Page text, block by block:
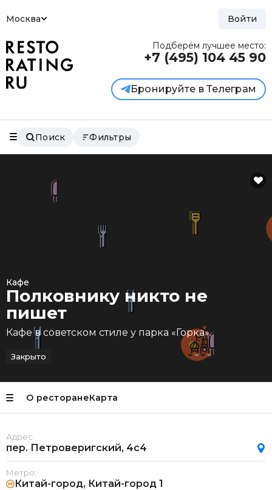
Москва Войти
Подберём лучшее место:
+7 (495) 104 45 90
Бронируйте в Телеграм
Поиск Фильтры
Кафе
Полковнику никто не
пишет
Кафе в советском стиле у парка «Горка».
Закрыто
О ресторанеКарта
Адрес:
пер. Петроверигский, 4с4
Метро:
Китай-город, Китай-город 1